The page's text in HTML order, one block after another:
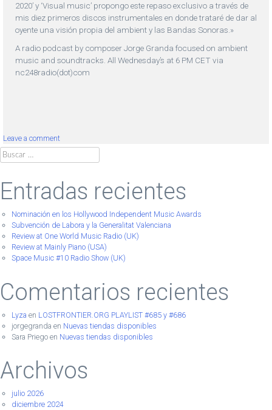
2020’ y ‘Visual music’ propongo este repaso exclusivo a través de
mis diez primeros discos instrumentales en donde trataré de dar al
oyente una visión propia del ambient y las Bandas Sonoras.»
A radio podcast by composer Jorge Granda focused on ambient
music and soundtracks. All Wednesday’s at 6 PM CET via
nc248radio(dot)com
Leave a comment
Buscar:
Entradas recientes
Nominación en los Hollywood Independent Music Awards
Subvención de Labora y la Generalitat Valenciana
Review at One World Music Radio (UK)
Review at Mainly Piano (USA)
Space Music #10 Radio Show (UK)
Comentarios recientes
Lyza en LOSTFRONTIER.ORG PLAYLIST #685 y #686
jorgegranda en Nuevas tiendas disponibles
Sara Priegoen Nuevas tiendas disponibles
Archivos
julio 2026
diciembre 2024